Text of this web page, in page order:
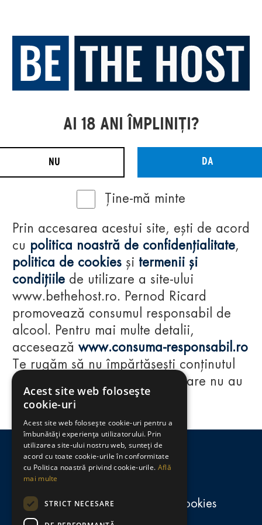
Regulamente
consumă-responsabil.ro
Politica de confidențialitate și cookies
AI 18 ANI ÎMPLINIȚI?
NU DA
Ține-mă minte
Prin accesarea acestui site, ești de acord
cu politica noastră de confidențialitate,
politica de cookies și termenii și
condițiile de utilizare a site-ului
www.bethehost.ro. Pernod Ricard
promovează consumul responsabil de
alcool. Pentru mai multe detalii,
accesează www.consuma-responsabil.ro
Te rugăm să nu împărtășești conținutul
acestui website cu persoane care nu au
împlinit vârsta de 18 ani.
Acest site web folosește
cookie-uri
Acest site web folosește cookie-uri pentru a
îmbunătăți experiența utilizatorului. Prin
utilizarea site-ului nostru web, sunteți de
acord cu toate cookie-urile în conformitate
cu Politica noastră privind cookie-urile. Află
mai multe
STRICT NECESARE